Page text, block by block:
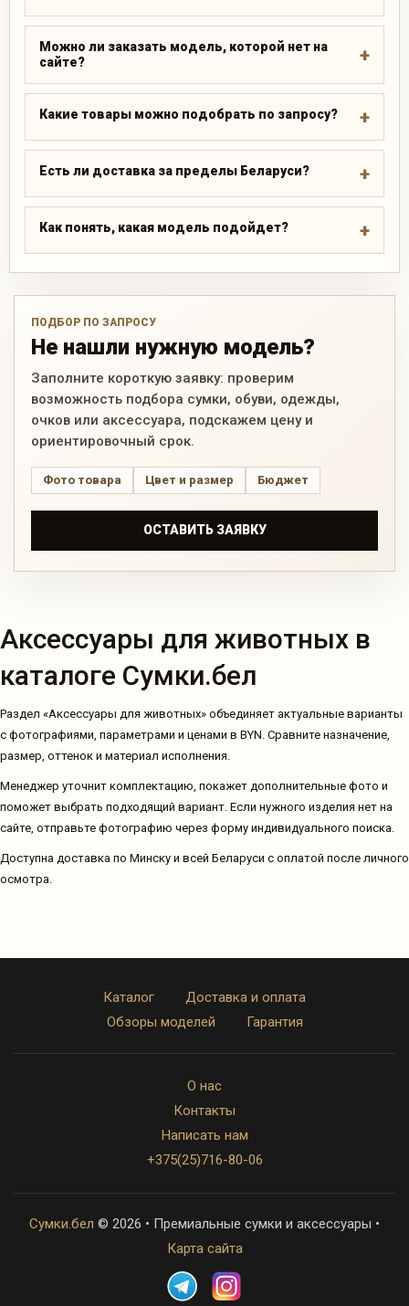
Можно ли заказать модель, которой нет на
сайте?
Какие товары можно подобрать по запросу?
Есть ли доставка за пределы Беларуси?
Как понять, какая модель подойдет?
ПОДБОР ПО ЗАПРОСУ
Не нашли нужную модель?
Заполните короткую заявку: проверим
возможность подбора сумки, обуви, одежды,
очков или аксессуара, подскажем цену и
ориентировочный срок.
Фото товара Цвет и размер Бюджет
ОСТАВИТЬ ЗАЯВКУ
Аксессуары для животных в
каталоге Сумки.бел
Раздел «Аксессуары для животных» объединяет актуальные варианты
с фотографиями, параметрами и ценами в BYN. Сравните назначение,
размер, оттенок и материал исполнения.
Менеджер уточнит комплектацию, покажет дополнительные фото и
поможет выбрать подходящий вариант. Если нужного изделия нет на
сайте, отправьте фотографию через форму индивидуального поиска.
Доступна доставка по Минску и всей Беларуси с оплатой после личного
осмотра.
Каталог
Доставка и оплата
Обзоры моделей
Гарантия
О нас
Контакты
Написать нам
+375(25)716-80-06
Сумки.бел © 2026 • Премиальные сумки и аксессуары •
Карта сайта